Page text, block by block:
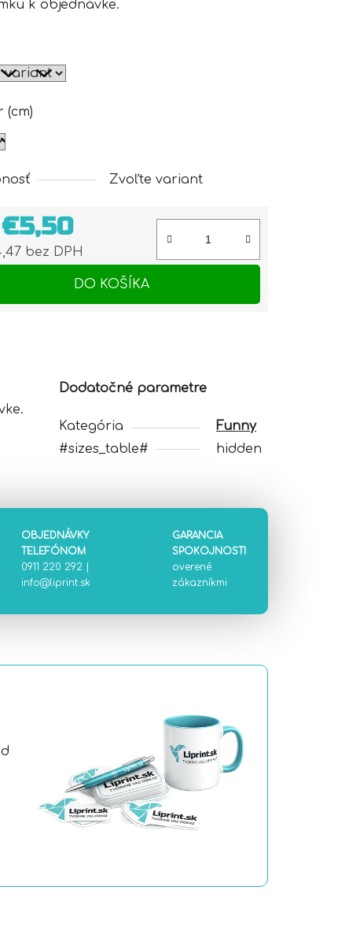
k objednávke.
(cm)
Zvoľte variant
€5,50
bez DPH
cena:
DO KOŠÍKA
Dodatočné parametre
Kategória
Funny
#sizes_table#
hidden
OBJEDNÁVKY
TELEFÓNOM
0911 220 292
info@liprint.sk
GARANCIA
SPOKOJNOSTI
overené
zákazníkmi